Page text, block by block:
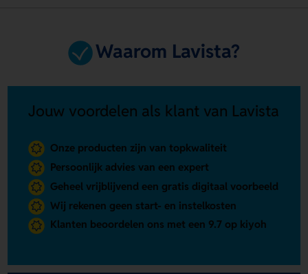
Waarom Lavista?
Jouw voordelen als klant van Lavista
Onze producten zijn van topkwaliteit
Persoonlijk advies van een expert
Geheel vrijblijvend een gratis digitaal voorbeeld
Wij rekenen geen start- en instelkosten
Klanten beoordelen ons met een 9.7 op kiyoh